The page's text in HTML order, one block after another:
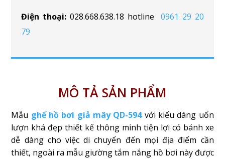
Điện thoại: 028.668.638.18 hotline0961 29 20
79
MÔ TẢ SẢN PHẨM
Mẫu ghế hồ bơi giả mây QD-594với kiểu dáng uốn
lượn khá đẹp thiết kế thông minh tiện lợi có bánh xe
dễ dàng cho việc di chuyển đến mọi địa điểm cần
thiết, ngoài ra mẫu giường tắm nắng hồ bơi này được